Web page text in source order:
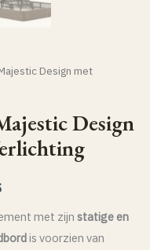
Design met
Design
met zijn statige en
is voorzien van